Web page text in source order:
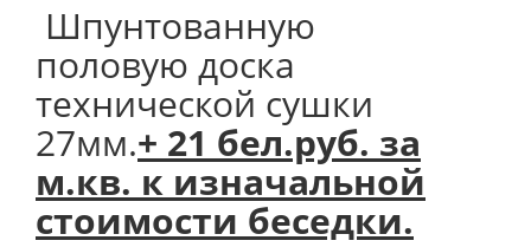
Шпунтованную
половую доска
технической сушки
27мм.+ 21 бел.руб. за
м.кв. к изначальной
стоимости беседки.